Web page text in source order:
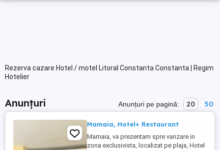
Rezerva cazare Hotel / motel Litoral Constanta Constanta | Regim
Hotelier
Anunțuri Anunțuri pe pagină: 20 50
Mamaia, Hotel+ Restaurant
Mamaia, va prezentam spre vanzare in
zona exclusivista, localizat pe plaja, Hotel